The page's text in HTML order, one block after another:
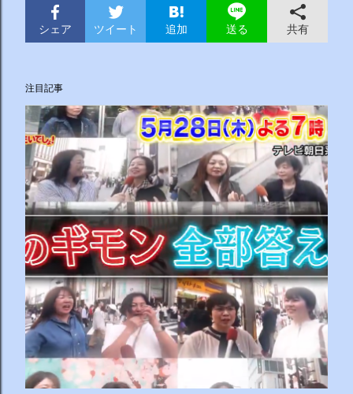
シェア ツイート 追加 送る 共有
注目記事